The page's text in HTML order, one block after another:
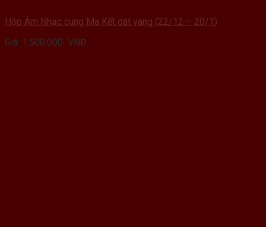
Hộp Âm Nhạc cung Ma Kết dát vàng (22/12 – 20/1)
Giá: 1.500.000 VNĐ